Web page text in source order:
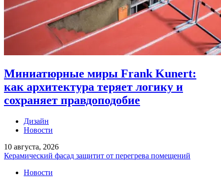
Миниатюрные миры Frank Kunert:
как архитектура теряет логику и
сохраняет правдоподобие
Дизайн
Новости
10 августа, 2026
Керамический фасад защитит от перегрева помещений
Новости